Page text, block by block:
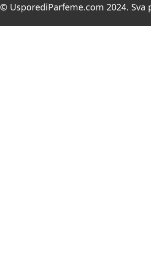
© UsporediParfeme.com 2024. Sva